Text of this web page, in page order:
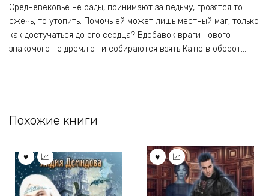
Средневековье не рады, принимают за ведьму, грозятся то
сжечь, то утопить. Помочь ей может лишь местный маг, только
как достучаться до его сердца? Вдобавок враги нового
знакомого не дремлют и собираются взять Катю в оборот…
Похожие книги